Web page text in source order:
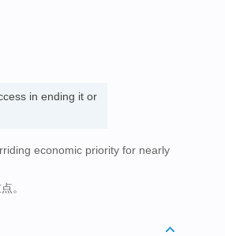
in ending it or
economic priority for nearly
。